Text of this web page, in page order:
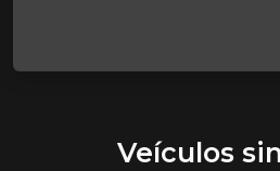
Veículos